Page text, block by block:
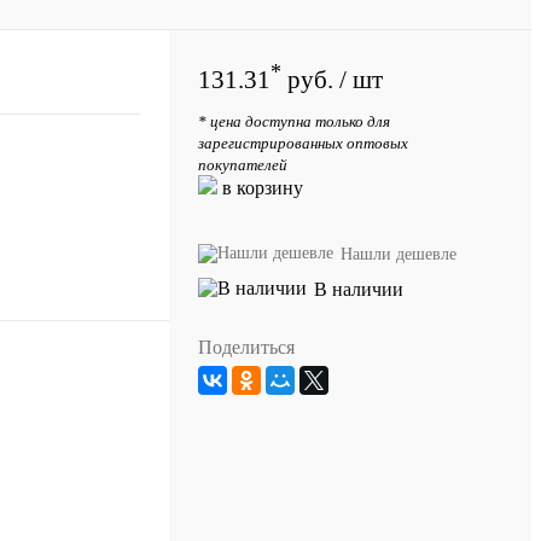
131.31* руб. / шт
* цена доступна только для
зарегистрированных оптовых
покупателей
в корзину
Нашли дешевле
В наличии
Поделиться